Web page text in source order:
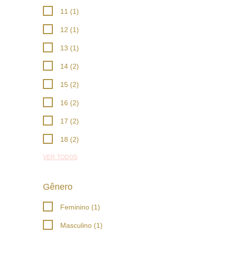
11 (1)
12 (1)
13 (1)
14 (2)
15 (2)
16 (2)
17 (2)
18 (2)
VER TODOS
Gênero
Feminino (1)
Masculino (1)